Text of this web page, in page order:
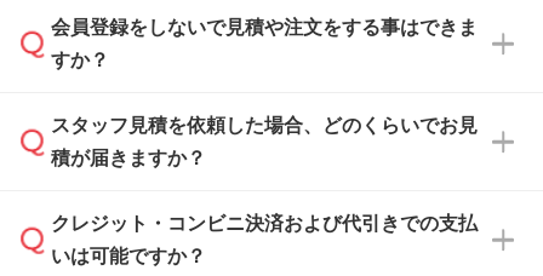
会員登録をしないで見積や注文をする事はできま
すか？
可能です。見積・注文フォームにて『ゲストの
まま進む』ボタンからお進みのうえ、ご依頼く
スタッフ見積を依頼した場合、どのくらいでお見
積が届きますか？
通常、翌営業日までにお送りしております。混
雑状況によっては、お時間をいただくこともご
クレジット・コンビニ決済および代引きでの支払
いは可能ですか？